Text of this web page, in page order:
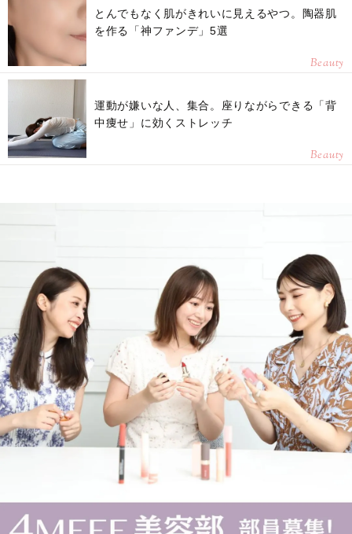
とんでもなく肌がきれいに見えるやつ。陶器肌
を作る「神ファンデ」5選
Beauty
運動が嫌いな人、集合。座りながらできる「背
中痩せ」に効くストレッチ
Beauty